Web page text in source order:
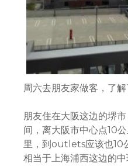
周六去朋友家做客，了
朋友住在大阪这边的堺
间，离大阪市中心点10
里，到outlets应该也10
相当于上海浦西这边的中